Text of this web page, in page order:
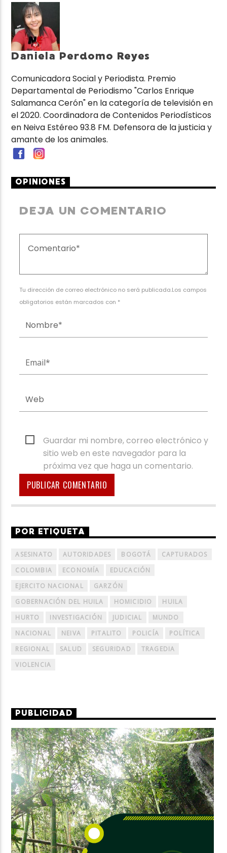
Daniela Perdomo Reyes
Comunicadora Social y Periodista. Premio
Departamental de Periodismo "Carlos Enrique
Salamanca Cerón" en la categoría de televisión en
el 2020. Coordinadora de Contenidos Periodísticos
en Neiva Estéreo 93.8 FM. Defensora de la justicia y
amante de los animales.
OPINIONES
DEJA UN COMENTARIO
Tu dirección de correo electrónico no será publicada.Los campos
obligatorios están marcados con *
Guardar mi nombre, correo electrónico y
sitio web en este navegador para la
próxima vez que haga un comentario.
POR ETIQUETA
ASESINATO AUTORIDADES BOGOTÁ
CAPTURADOS
COLOMBIA
ECONOMÍA
EDUCACIÓN
EJERCITO NACIONAL
GARZÓN
GOBERNACIÓN DEL HUILA
HOMICIDIO
HUILA
HURTO
INVESTIGACIÓN JUDICIAL
MUNDO
NACIONAL
NEIVA PITALITO POLICÍA
POLÍTICA
REGIONAL
SALUD SEGURIDAD
TRAGEDIA
VIOLENCIA
PUBLICIDAD